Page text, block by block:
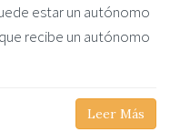
estar un autónomo
recibe un autónomo
Leer Más